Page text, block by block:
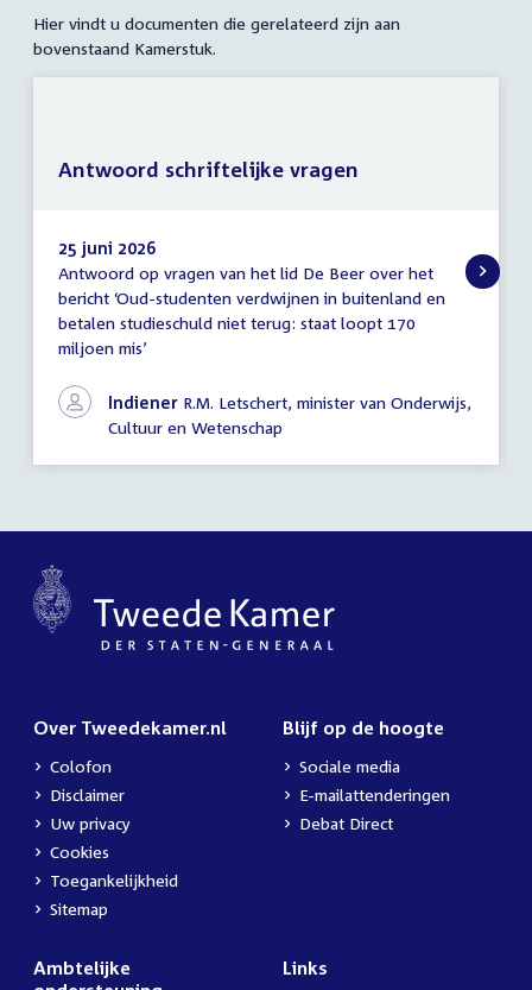
Hier vindt u documenten die gerelateerd zijn aan
bovenstaand Kamerstuk.
Antwoord
schriftelijke
vragen
25 juni 2026
Antwoord op vragen van het lid De Beer over het
bericht ‘Oud-studenten verdwijnen in buitenland en
betalen studieschuld niet terug: staat loopt 170
miljoen mis’
Indiener R.M. Letschert, minister van Onderwijs,
Cultuur en Wetenschap
Antwoord schriftelijke vragen
Over Tweedekamer.nl
Colofon
Disclaimer
Uw privacy
Cookies
Toegankelijkheid
Sitemap
Blijf op de hoogte
Sociale media
E-mailattenderingen
Debat Direct
Ambtelijke
Links